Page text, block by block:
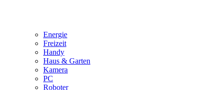
Energie
Freizeit
Handy
Haus & Garten
Kamera
PC
Roboter